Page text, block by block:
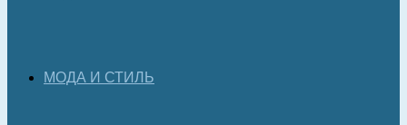
МОДА И СТИЛЬ